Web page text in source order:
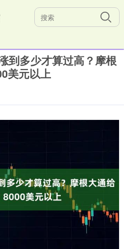
到多少才算过高？摩根
美元以上